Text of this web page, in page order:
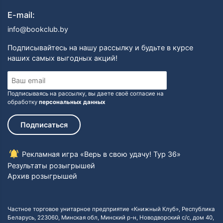
с мистикой. Автор развивает неоязыческие идеи, в
том числе о происхождении русских от «древних
ариев». По его книгам сняты художественные
фильмы, а на сцене Вологодского драмтеатра
поставлены пьесы.
Урале.
Библиография:
Серии
Крамола
1991 — «Доля»
Сокровища Валькирии
1995 — «Стоящий у Солнца»
2000 — «Звёздные раны»
2001 — «Хранитель силы»
E-mail:
info@bookclub.by
Подписывайтесь на нашу рассылку и будьте в курсе
наших самых выгодных акций!
Подписываясь на рассылку, вы даете своё согласие на
обработку персональных данных
Подписаться
Рекламная игра «Верь в свою удачу! Тур 36»
Результаты розыгрышей
Архив розыгрышей
Частное торговое унитарное предприятие «Книжный Клуб», Республика
Беларусь, 223060, Минская обл, Минский р-н, Новодворский с/с, дом 40,